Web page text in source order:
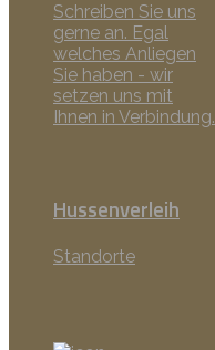
Schreiben Sie uns
gerne an. Egal
welches Anliegen
Sie haben - wir
setzen uns mit
Ihnen in Verbindung.
Hussenverleih
Standorte